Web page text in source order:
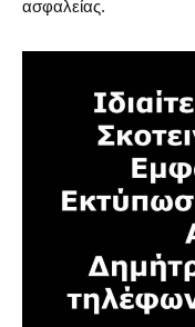
ασφαλείας.